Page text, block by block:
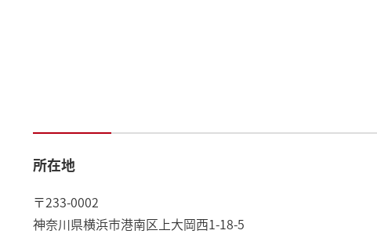
所在地
〒233-0002
神奈川県横浜市港南区上大岡西1-18-5